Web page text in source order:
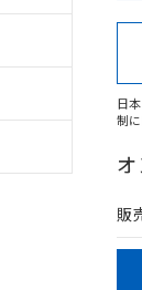
日
制
販